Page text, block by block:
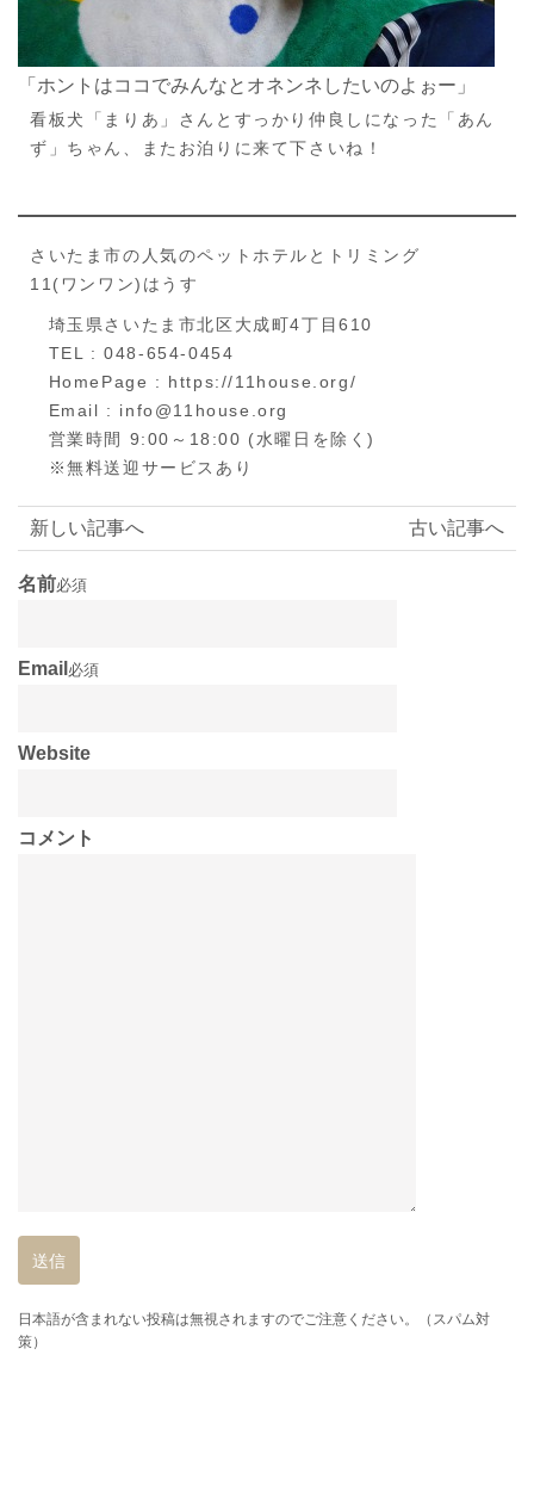
「ホントはココでみんなとオネンネしたいのよぉー」
看板犬「まりあ」さんとすっかり仲良しになった「あん
ず」ちゃん、またお泊りに来て下さいね！
さいたま市の人気のペットホテルとトリミング
11(ワンワン)はうす
埼玉県さいたま市北区大成町4丁目610
TEL : 048-654-0454
HomePage : https://11house.org/
Email : info@11house.org
営業時間 9:00～18:00 (水曜日を除く)
※無料送迎サービスあり
古い記事へ
新しい記事へ
名前必須
Email 必須
Website
コメント
日本語が含まれない投稿は無視されますのでご注意ください。（スパム対
策）